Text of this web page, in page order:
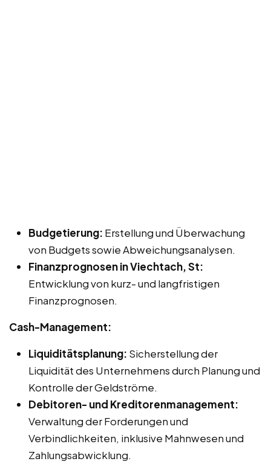
Budgetierung: Erstellung und Überwachung
von Budgets sowie Abweichungsanalysen.
Finanzprognosen in Viechtach, St:
Entwicklung von kurz- und langfristigen
Finanzprognosen.
Cash-Management:
Liquiditätsplanung: Sicherstellung der
Liquidität des Unternehmens durch Planung und
Kontrolle der Geldströme.
Debitoren- und Kreditorenmanagement:
Verwaltung der Forderungen und
Verbindlichkeiten, inklusive Mahnwesen und
Zahlungsabwicklung.